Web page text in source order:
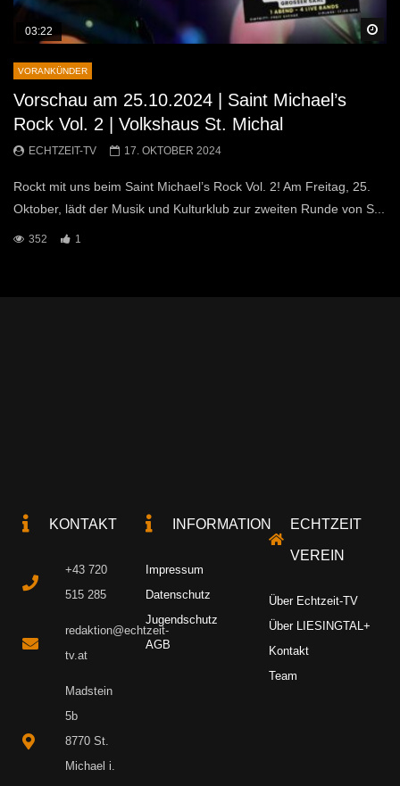
03:22
VORANKÜNDER
Vorschau am 25.10.2024 | Saint Michael’s
Rock Vol. 2 | Volkshaus St. Michal
ECHTZEIT-TV 17. OKTOBER 2024
Rockt mit uns beim Saint Michael’s Rock Vol. 2! Am Freitag, 25.
Oktober, lädt der Musik und Kulturklub zur zweiten Runde von S...
352 1
KONTAKT
+43 720
515 285
redaktion@echtzeit-
tv.at
Madstein
5b
8770 St.
Michael i.
INFORMATION
Impressum
Datenschutz
Jugendschutz
AGB
ECHTZEIT
VEREIN
Über Echtzeit-TV
Über LIESINGTAL+
Kontakt
Team